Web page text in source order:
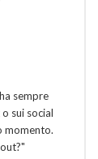
sempre
sui social
momento.